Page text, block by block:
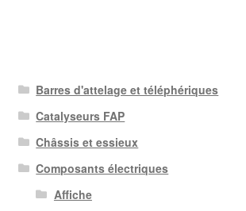
Barres d'attelage et téléphériques
Catalyseurs FAP
Châssis et essieux
Composants électriques
Affiche